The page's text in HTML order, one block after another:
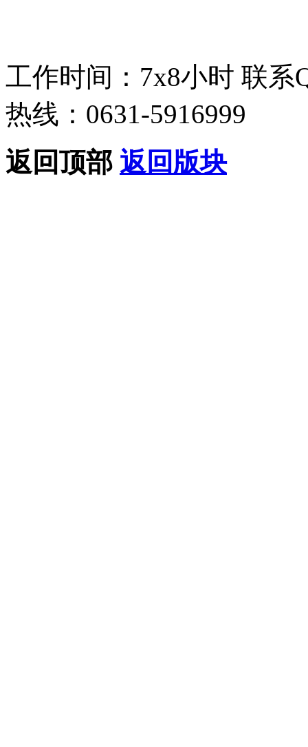
工作时间：7x8小时 联系
热线：0631-5916999
返回顶部 返回版块